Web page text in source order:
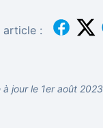
article :
à jour le 1er août 2023